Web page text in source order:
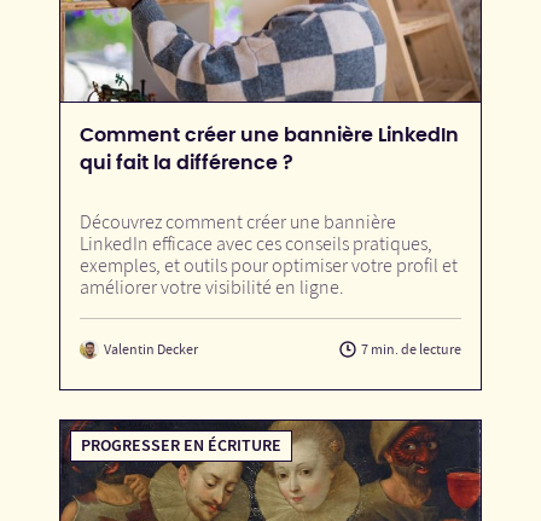
Comment créer une bannière LinkedIn
qui fait la différence ?
Découvrez comment créer une bannière
LinkedIn efficace avec ces conseils pratiques,
exemples, et outils pour optimiser votre profil et
améliorer votre visibilité en ligne.
Valentin Decker 7 min. de lecture
PROGRESSER EN ÉCRITURE